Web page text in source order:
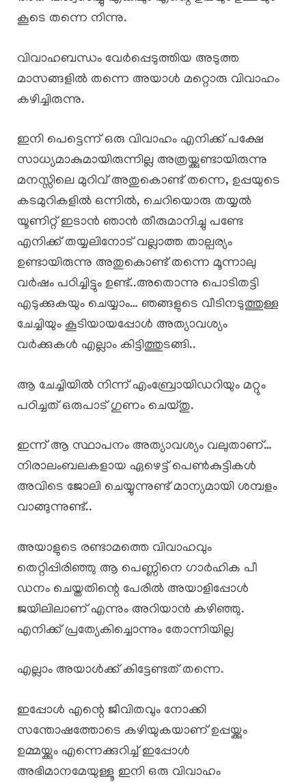
കൂടെ തന്നെ നിന്നു.
വിവാഹബന്ധം വേർപ്പെടുത്തിയ അടുത്ത
മാസങ്ങളിൽ തന്നെ അയാൾ മറ്റൊരു വിവാഹം
കഴിച്ചിരുന്നു.
ഇനി പെട്ടെന്ന് ഒരു വിവാഹം എനിക്ക് പക്ഷേ
സാധ്യമാകുമായിരുന്നില്ല അത്രയ്ക്കുണ്ടായിരുന്നു
മനസ്സിലെ മുറിവ് അതുകൊണ്ട് തന്നെ, ഉപ്പയുടെ
കടമുറികളിൽ ഒന്നിൽ, ചെറിയൊരു തയ്യൽ
യൂണിറ്റ് ഇടാൻ ഞാൻ തീരുമാനിച്ചു പണ്ടേ
എനിക്ക് തയ്യലിനോട് വല്ലാത്ത താല്പര്യം
ഉണ്ടായിരുന്നു അതുകൊണ്ട് തന്നെ മൂന്നാലു
വർഷം പഠിച്ചിട്ടും ഉണ്ട്..അതൊന്നു പൊടിതട്ടി
എടുക്കുകയും ചെയ്യാം… ഞങ്ങളുടെ വീടിനടുത്തുള്ള
ചേച്ചിയും കൂടിയായപ്പോൾ അത്യാവശ്യം
വർക്കുകൾ എല്ലാം കിട്ടിത്തുടങ്ങി..
ആ ചേച്ചിയിൽ നിന്ന് എംബ്രോയിഡറിയും മറ്റും
പഠിച്ചത് ഒരുപാട് ഗുണം ചെയ്തു.
ഇന്ന് ആ സ്ഥാപനം അത്യാവശ്യം വലുതാണ്…
നിരാലംബലകളായ ഏഴെട്ട് പെൺകുട്ടികൾ
അവിടെ ജോലി ചെയ്യുന്നുണ്ട് മാന്യമായി ശമ്പളം
വാങ്ങുന്നുണ്ട്..
അയാളുടെ രണ്ടാമത്തെ വിവാഹവും
തെറ്റിപ്പിരിഞ്ഞു ആ പെണ്ണിനെ ഗാർഹിക പീ
ഡനം ചെയ്തതിന്റെ പേരിൽ അയാളിപ്പോൾ
ജയിലിലാണ് എന്നും അറിയാൻ കഴിഞ്ഞു.
എനിക്ക് പ്രത്യേകിച്ചൊന്നും തോന്നിയില്ല
എല്ലാം അയാൾക്ക് കിട്ടേണ്ടത് തന്നെ.
ഇപ്പോൾ എന്റെ ജീവിതവും നോക്കി
സന്തോഷത്തോടെ കഴിയുകയാണ് ഉപ്പയ്ക്കും
ഉമ്മയ്ക്കും എന്നെക്കുറിച്ച് ഇപ്പോൾ
അഭിമാനമേയുള്ളൂ ഇനി ഒരു വിവാഹം